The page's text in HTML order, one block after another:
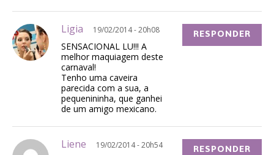
Ligia 19/02/2014 - 20h08
SENSACIONAL LU!!! A
melhor maquiagem deste
carnaval!
Tenho uma caveira
parecida com a sua, a
pequenininha, que ganhei
de um amigo mexicano.
RESPONDER
Liene 19/02/2014 - 20h54 RESPONDER